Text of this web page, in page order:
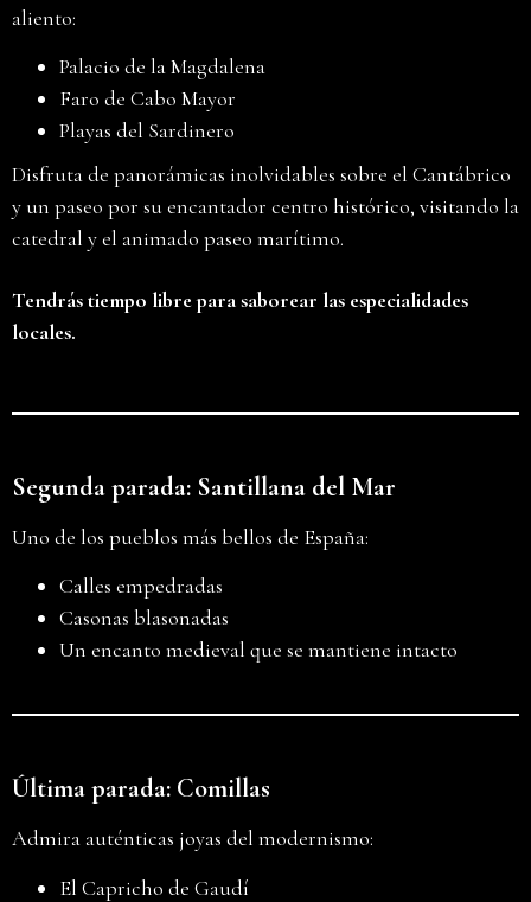
aliento:
Palacio de la Magdalena
Faro de Cabo Mayor
Playas del Sardinero
Disfruta de panorámicas inolvidables sobre el Cantábrico
y un paseo por su encantador centro histórico, visitando la
catedral y el animado paseo marítimo.
Tendrás tiempo libre para saborear las especialidades
locales.
Segunda parada: Santillana del Mar
Uno de los pueblos más bellos de España:
Calles empedradas
Casonas blasonadas
Un encanto medieval que se mantiene intacto
Última parada: Comillas
Admira auténticas joyas del modernismo:
El Capricho de Gaudí